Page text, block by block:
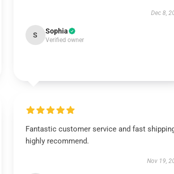
Dec 8,
S Sophia
Verified owner
Fantastic customer service and fast
highly recommend.
Nov 19,